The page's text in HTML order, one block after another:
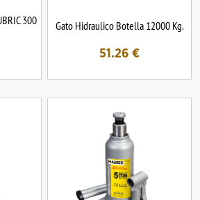
300
Gato Hidraulico Botella 12000 Kg.
51.26 €